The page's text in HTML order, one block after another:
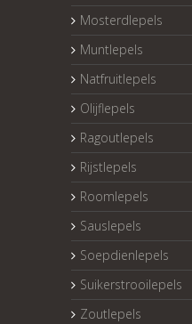
Mosterdlepels
Muntlepels
Natfruitlepels
Olijflepels
Ragoutlepels
Rijstlepels
Roomlepels
Sauslepels
Soepdienlepels
Suikerstrooilepels
Zoutlepels